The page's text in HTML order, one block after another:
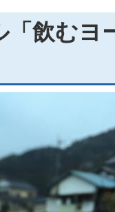
「飲むヨ